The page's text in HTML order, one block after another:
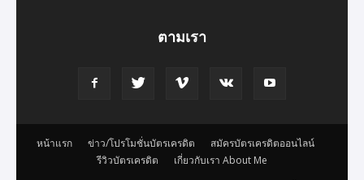
ตามเรา
หน้าแรก ข่าว/โปรโมชั่นบัตรเครดิต
สมัครบัตรเครดิตออนไลน์
รีวิวบัตรเครดิต
เกี่ยวกับเรา About Me